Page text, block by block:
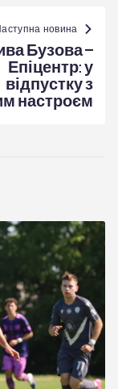
новина
Бузова –
Епіцентр: у
відпустку з
настроєм